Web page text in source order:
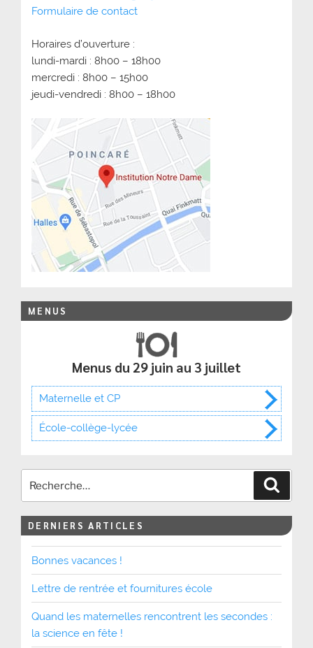
Formulaire de contact
Horaires d’ouverture :
lundi-mardi : 8h00 – 18h00
mercredi : 8h00 – 15h00
jeudi-vendredi : 8h00 – 18h00
MENUS
Menus du 29 juin au 3 juillet
Maternelle et CP
École-collège-lycée
DERNIERS ARTICLES
Bonnes vacances !
Lettre de rentrée et fournitures école
Quand les maternelles rencontrent les secondes :
la science en fête !